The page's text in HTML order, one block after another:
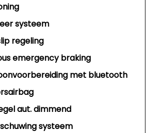
systeem
regeling
emergency braking
met bluetooth
aut. dimmend
systeem